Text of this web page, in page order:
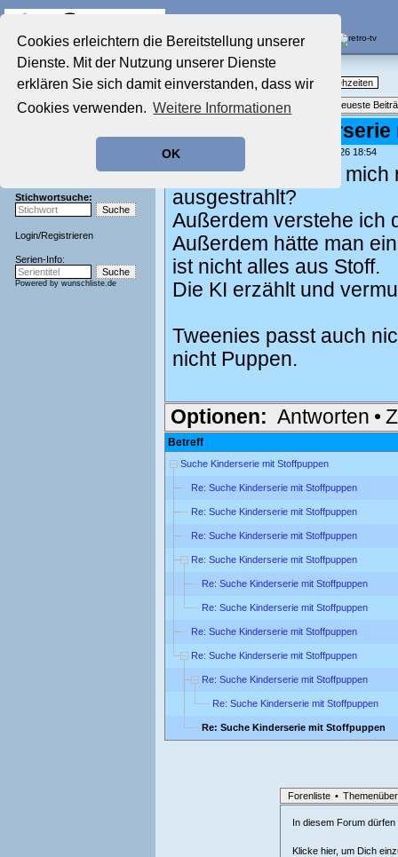
Cookies erleichtern die Bereitstellung unserer
Dienste. Mit der Nutzung unserer Dienste
erklären Sie sich damit einverstanden, dass wir
Cookies verwenden. Weitere Informationen
OK
Startseite
Aktuelles Forum
Film-Forum
Zeichentrick-Forum
Stichwortsuche:
Login/Registrieren
Serien-Info:
Powered by wunschliste.de
Nostalgieecke
TV-Erinnerungen an gute, alte Fernsehzeiten
Themenübersicht • Neues Thema Neueste
Re: Suche
geschrieben von: , 26.05.26 18:54
Clangers passt für mich
ausgestrahlt?
Außerdem verstehe ich
Außerdem hätte man
ist nicht alles aus Stoff.
Die KI erzählt und
Tweenies passt auch
nicht Puppen.
Optionen: Antworten •
Betreff
Suche Kinderserie mit Stoffpuppen
Re: Suche Kinderserie mit Stoffpuppen
Re: Suche Kinderserie mit Stoffpuppen
Re: Suche Kinderserie mit Stoffpuppen
Re: Suche Kinderserie mit Stoffpuppen
Re: Suche Kinderserie mit Stoffpuppen
Re: Suche Kinderserie mit Stoffpuppen
Re: Suche Kinderserie mit Stoffpuppen
Re: Suche Kinderserie mit Stoffpuppen
Re: Suche Kinderserie mit Stoffpuppen
Re: Suche Kinderserie mit Stoffpuppen
Re: Suche Kinderserie mit Stoffpuppen
Forenliste •
In diesem Forum
Klicke hier, um Dich